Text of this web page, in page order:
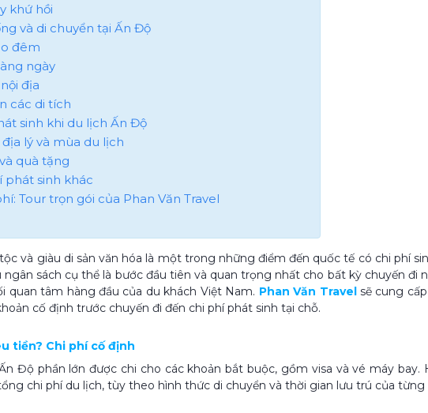
khứ hồi
và di chuyển tại Ấn Độ
đêm
ngày
địa
các di tích
sinh khi du lịch Ấn Độ
lý và mùa du lịch
quà tặng
phát sinh khác
Tour trọn gói của Phan Văn Travel
và giàu di sản văn hóa là một trong những điểm đến quốc tế có chi phí
ngân sách cụ thể là bước đầu tiên và quan trọng nhất cho bất kỳ chuyến đi
quan tâm hàng đầu của du khách Việt Nam. Phan Văn Travelsẽ cung
cố định trước chuyến đi đến chi phí phát sinh tại chỗ.
tiền​? Chi phí cố định
Độ phần lớn được chi cho các khoản bắt buộc, gồm visa và vé máy
chi phí du lịch, tùy theo hình thức di chuyển và thời gian lưu trú của từng